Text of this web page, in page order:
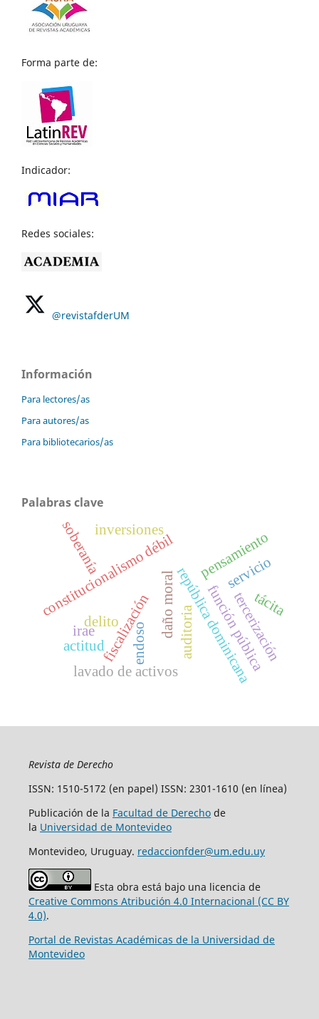
Forma parte de:
Indicador:
Redes sociales:
@revistafderUM
Información
Para lectores/as
Para autores/as
Para bibliotecarios/as
Palabras clave
constitucionalismo débilrepública dominicana
fiscalización auditoria
soberanía pensamiento
actitud
lavado de activos
delito daño moral función pública
inversiones
irae tercerización
tácita
servicio
endoso
Revista de Derecho
ISSN: 1510-5172 (en papel) ISSN: 2301-1610 (en línea)
Publicación de la Facultad de Derechode
la Universidad de Montevideo
Montevideo, Uruguay. redaccionfder@um.edu.uy
Esta obra está bajo una licencia de
Creative Commons Atribución 4.0 Internacional (CC BY
4.0).
Portal de Revistas Académicas de la Universidad de
Montevideo